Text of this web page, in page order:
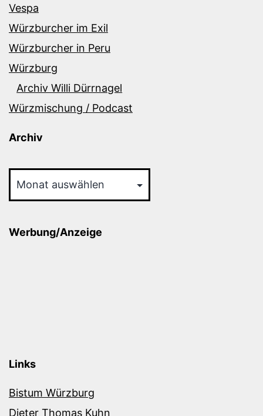
Vespa
Würzburcher im Exil
Würzburcher in Peru
Würzburg
Archiv Willi Dürrnagel
Würzmischung / Podcast
Archiv
Werbung/Anzeige
Links
Bistum Würzburg
Dieter Thomas Kuhn